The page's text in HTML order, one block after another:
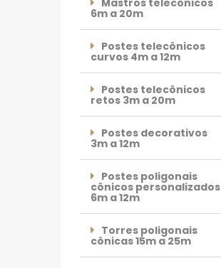
Mastros telecônicos
6m a 20m
Postes telecônicos
curvos 4m a 12m
Postes telecônicos
retos 3m a 20m
Postes decorativos
3m a 12m
Postes poligonais
cônicos personalizados
6m a 12m
Torres poligonais
cônicas 15m a 25m